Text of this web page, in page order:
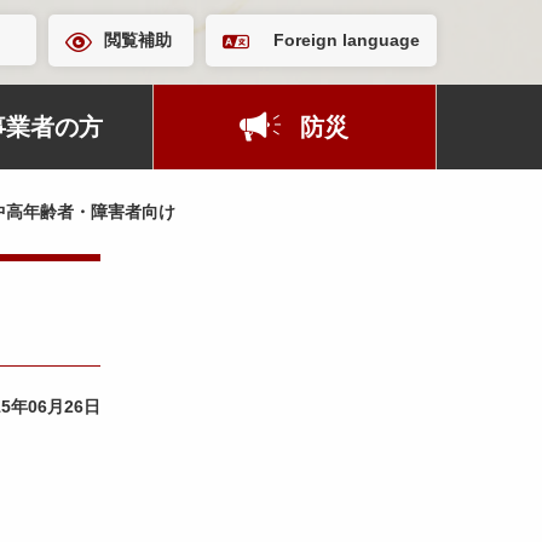
閲覧補助 Foreign language
業者の方 防災
年齢者・障害者向け
年06月26日